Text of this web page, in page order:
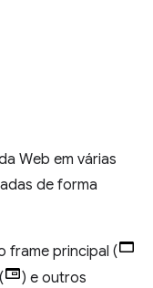
Web em várias
de forma
frame principal (
) e outros